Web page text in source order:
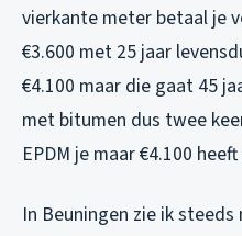
vierkante meter betaal je
€3.600 met 25 jaar
€4.100 maar die gaat 45
met bitumen dus twee
EPDM je maar €4.100
In Beuningen zie ik